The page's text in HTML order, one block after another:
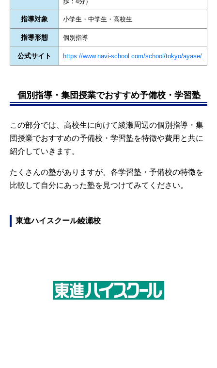
指導対象 小学生・中学生・高校生
指導形態 個別指導
公式サイト https://www.navi-school.com/school/tokyo/ayase/
個別指導・集団授業でおすすめ予備校・学習塾
この部分では、高校生に向けて綾瀬周辺の個別指導・集
団授業でおすすめの予備校・学習塾を特徴や費用と共に
紹介していきます。
たくさんの塾がありますが、各学習塾・予備校の特徴を
比較して自分にあった塾を見つけてみてください。
東進ハイスクール綾瀬校